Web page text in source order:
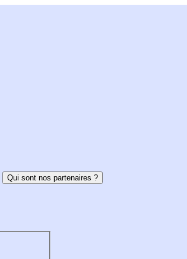
Qui sont nos partenaires ?